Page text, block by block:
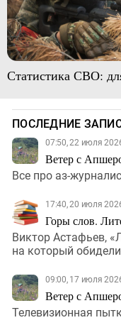
Статистика СВО:
ПОСЛЕДНИЕ
07:50, 22 июля
Ветер с
Все про аз-
17:40, 20 июля
Горы слов.
Виктор Астафьев,
на который
09:00, 17 июля
Ветер с
Телевизионная